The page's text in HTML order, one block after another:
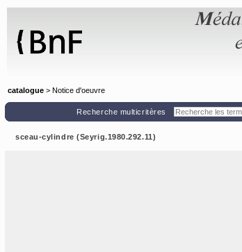
catalogue > Notice d'oeuvre
Recherche multicritères
sceau-cylindre (Seyrig.1980.292.11)